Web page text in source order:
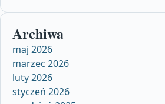
Archiwa
maj 2026
marzec 2026
luty 2026
styczeń 2026